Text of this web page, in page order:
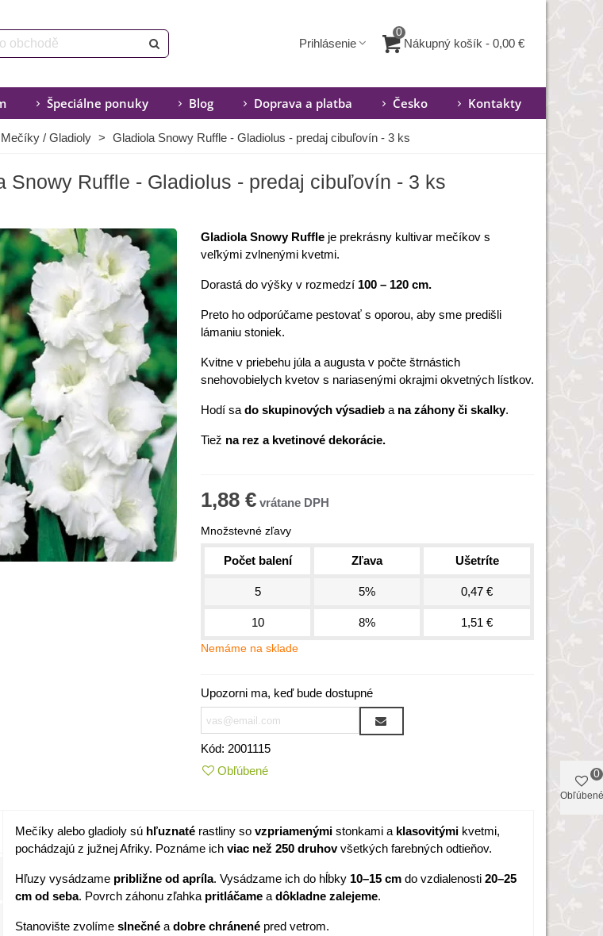
Prihlásenie
0
Nákupný košík - 0,00 €
Špeciálne ponuky Blog Doprava a platba Česko Kontakty
Mečíky / Gladioly > Gladiola Snowy Ruffle - Gladiolus - predaj cibuľovín - 3 ks
Snowy Ruffle - Gladiolus - predaj cibuľovín - 3 ks
Gladiola Snowy Ruffle je prekrásny kultivar mečíkov s
veľkými zvlnenými kvetmi.
Dorastá do výšky v rozmedzí 100 – 120 cm.
Preto ho odporúčame pestovať s oporou, aby sme predišli
lámaniu stoniek.
Kvitne v priebehu júla a augusta v počte štrnástich
snehovobielych kvetov s nariasenými okrajmi okvetných lístkov.
Hodí sa do skupinových výsadieb a na záhony či skalky.
Tiež na rez a kvetinové dekorácie.
1,88 €
Množstevné zľavy
Počet balení Zľava Ušetríte
5 5% 0,47 €
10 8% 1,51 €
Nemáme na sklade
Upozorni ma, keď bude dostupné
Kód: 2001115
Obľúbené
Mečíky alebo gladioly sú hľuznaté rastliny so vzpriamenými stonkami a klasovitými kvetmi,
pochádzajú z južnej Afriky. Poznáme ich viac než 250 druhovvšetkých farebných odtieňov.
Hľuzy vysádzame približne od apríla. Vysádzame ich do hĺbky 10–15 cm do vzdialenosti 20–25
cm od seba. Povrch záhonu zľahka pritláčame a dôkladne zalejeme.
Stanovište zvolíme slnečné a dobre chránené pred vetrom.
Obľúbené
0